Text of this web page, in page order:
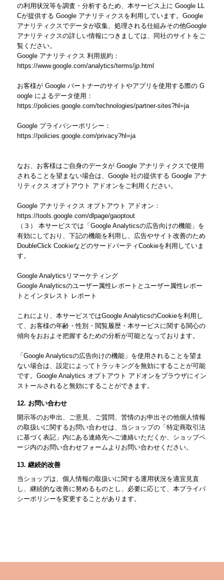
の利用状況等を調査・分析するため、本サービス上に Google LL
Cが提供する Google アナリティクスを利用しています。Google
アナリティクスでデータが収集、処理される仕組みその他Google
アナリティクスの詳しい情報につきましては、同社のサイトをご
覧ください。
Google アナリティクス 利用規約：
https://www.google.com/analytics/terms/jp.html
お客様が Google パートナーのサイトやアプリを使用する際の G
oogle によるデータ使用：
https://policies.google.com/technologies/partner-sites?hl=ja
Google プライバシーポリシー：
https://policies.google.com/privacy?hl=ja
なお、お客様はご自身のデータが Google アナリティクスで使用
されることを望まない場合は、Google 社の提供する Google アナ
リティクス オプトアウト アドオンをご利用ください。
Google アナリティクス オプトアウト アドオン：
https://tools.google.com/dlpage/gaoptout
（３） 本サービスでは「Google Analyticsの広告向けの機能」を
有効にしており、下記の機能を利用し、広告やサイト改善のため
DoubleClick CookieなどのサードパーティCookieを利用していま
す。
Google Analyticsリマーケティング
Google Analyticsのユーザー属性レポートとユーザー属性レポー
トとインタレスト レポート
これにより、本サービスではGoogle AnalyticsのCookieを利用し
て、お客様の年齢・性別・閲覧履歴・本サービスに関する関心の
傾向をおおよそ把握するための分析が可能となっております。
「Google Analyticsの広告向けの機能」を使用されることを望ま
ない場合は、設定によってトラッキングを無効にすることが可能
です。Google Analytics オプトアウト アドオンをブラウザにイン
ストールされると無効にすることができます。
12. お問い合わせ
開示等のお申出、ご意見、ご質問、苦情のお申出その他個人情報
の取扱いに関するお問い合わせは、当ショップの「特定商取引法
に基づく表記」内にある連絡先へご連絡いただくか、ショップペ
ージ内のお問い合わせフォームよりお問い合わせください。
13. 継続的改善
当ショップは、個人情報の取扱いに関する運用状況を適宜見直
し、継続的な改善に努めるものとし、必要に応じて、本プライバ
シーポリシーを変更することがあります。